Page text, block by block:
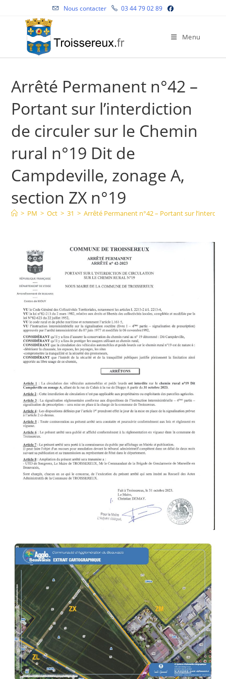
Nous contacter 03 44 79 02 89
Menu
Arrêté Permanent n°42 –
Portant sur l’interdiction
de circuler sur le Chemin
rural n°19 Dit de
Campdeville, zonage A,
section ZX n°19
> PM > Oct > 31 > Arrêté Permanent n°42 – Portant sur